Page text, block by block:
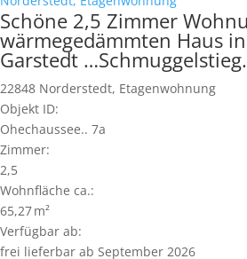
Schöne 2,5 Zimmer
wärmegedämmten Haus
Garstedt
22848 Norderstedt, Etagenwohnung
Objekt ID:
Ohechaussee.. 7a
Zimmer:
2,5
Wohnfläche ca.:
65,27 m²
Verfügbar ab:
frei lieferbar ab September 2026